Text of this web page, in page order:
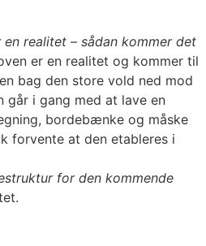
en realitet – sådan kommer det
er en realitet og kommer til
bag den store vold ned mod
går i gang med at lave en
bordebænke og måske
forvente at den etableres i
for den kommende